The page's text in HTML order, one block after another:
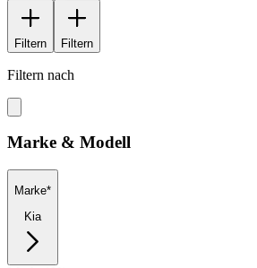
Filtern Filtern
Filtern nach
Marke & Modell
Marke*
Kia